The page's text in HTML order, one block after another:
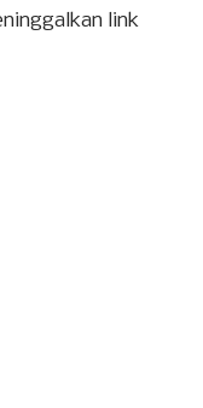
link